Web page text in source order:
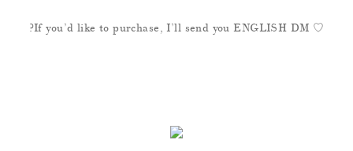
?If you’d like to purchase, I’ll send you ENGLISH DM ♡